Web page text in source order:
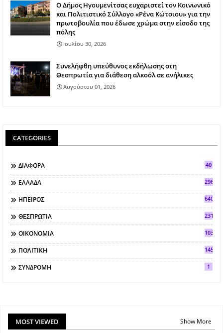
Ο Δήμος Ηγουμενίτσας ευχαριστεί τον Κοινωνικό
και Πολιτιστικό Σύλλογο «Ρένα Κώτσιου» για την
πρωτοβουλία που έδωσε χρώμα στην είσοδο της
πόλης
Ιουλίου 30, 2026
Συνελήφθη υπεύθυνος εκδήλωσης στη
Θεσπρωτία για διάθεση αλκοόλ σε ανήλικες
Αυγούστου 01, 2026
CATEGORIES
ΔΙΑΦΟΡΑ 40
ΕΛΛΑΔΑ 296
ΗΠΕΙΡΟΣ 640
ΘΕΣΠΡΩΤΙΑ 2317
ΟΙΚΟΝΟΜΙΑ 103
ΠΟΛΙΤΙΚΗ 145
ΣΥΝΔΡΟΜΗ 1
MOST VIEWED Show More